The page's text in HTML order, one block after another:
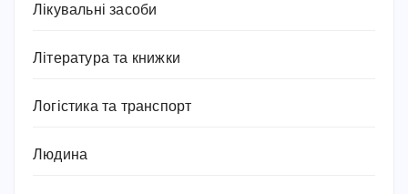
Лікувальні засоби
Література та книжки
Логістика та транспорт
Людина